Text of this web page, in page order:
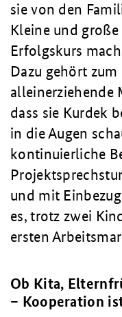
sie von den
Kleine und
Erfolgskurs
Dazu gehört
alleinerziehende
dass sie Kurdek
in die Augen
kontinuierliche
und mit
es, trotz zwei
ersten
Ob Kita,
– Kooperation